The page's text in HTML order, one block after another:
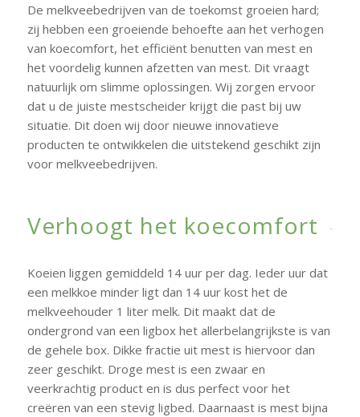
De melkveebedrijven van de toekomst groeien hard;
zij hebben een groeiende behoefte aan het verhogen
van koecomfort, het efficiënt benutten van mest en
het voordelig kunnen afzetten van mest. Dit vraagt
natuurlijk om slimme oplossingen. Wij zorgen ervoor
dat u de juiste mestscheider krijgt die past bij uw
situatie. Dit doen wij door nieuwe innovatieve
producten te ontwikkelen die uitstekend geschikt zijn
voor melkveebedrijven.
Verhoogt het koecomfort
Koeien liggen gemiddeld 14 uur per dag. Ieder uur dat
een melkkoe minder ligt dan 14 uur kost het de
melkveehouder 1 liter melk. Dit maakt dat de
ondergrond van een ligbox het allerbelangrijkste is van
de gehele box. Dikke fractie uit mest is hiervoor dan
zeer geschikt. Droge mest is een zwaar en
veerkrachtig product en is dus perfect voor het
creëren van een stevig ligbed. Daarnaast is mest bijna